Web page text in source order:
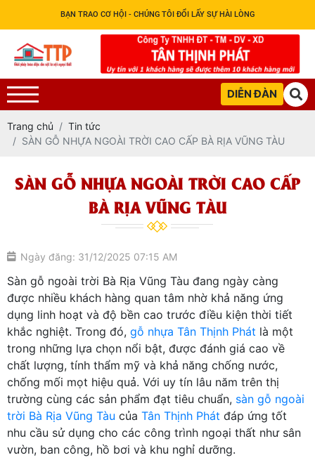
BẠN TRAO CƠ HỘI - CHÚNG TÔI ĐỔI LẤY SỰ HÀI LÒNG
DIỄN ĐÀN
Trang chủ
Tin tức
SÀN GỖ NHỰA NGOÀI TRỜI CAO CẤP BÀ RỊA VŨNG TÀU
SÀN GỖ NHỰA NGOÀI TRỜI CAO CẤP
BÀ RỊA VŨNG TÀU
Ngày đăng: 31/12/2025 07:15 AM
Sàn gỗ ngoài trời Bà Rịa Vũng Tàu đang ngày càng
được nhiều khách hàng quan tâm nhờ khả năng ứng
dụng linh hoạt và độ bền cao trước điều kiện thời tiết
khắc nghiệt. Trong đó, gỗ nhựa Tân Thịnh Phát là một
trong những lựa chọn nổi bật, được đánh giá cao về
chất lượng, tính thẩm mỹ và khả năng chống nước,
chống mối mọt hiệu quả. Với uy tín lâu năm trên thị
trường cùng các sản phẩm đạt tiêu chuẩn, sàn gỗ ngoài
trời Bà Rịa Vũng Tàu của Tân Thịnh Phát đáp ứng tốt
nhu cầu sử dụng cho các công trình ngoại thất như sân
vườn, ban công, hồ bơi và khu nghỉ dưỡng.